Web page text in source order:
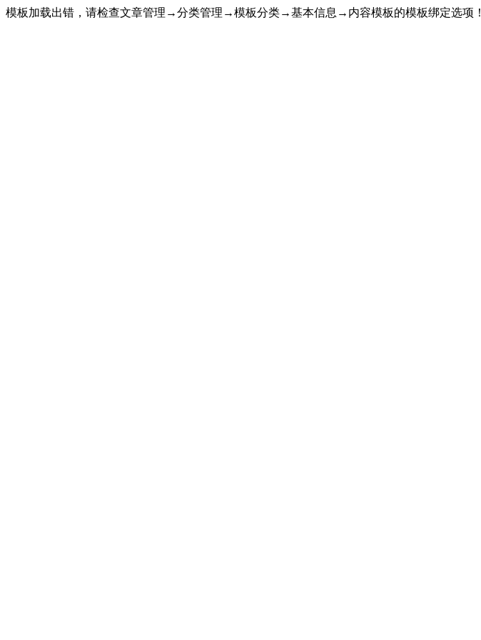
模板加载出错，请检查文章管理→分类管理→模板分类→基本信息→内容模板的模板绑定选项！